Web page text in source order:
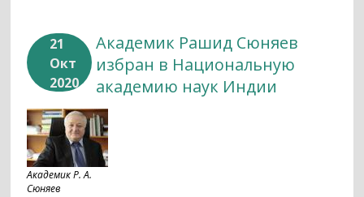
21
Окт
2020
Академик Рашид Сюняев
избран в Национальную
академию наук Индии
Академик Р. А.
Сюняев